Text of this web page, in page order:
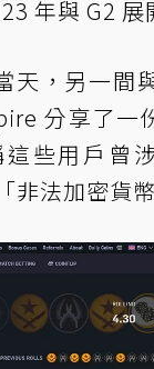
年與 G2 展
天，另一間
分享了一
些用戶曾
非法加密貨